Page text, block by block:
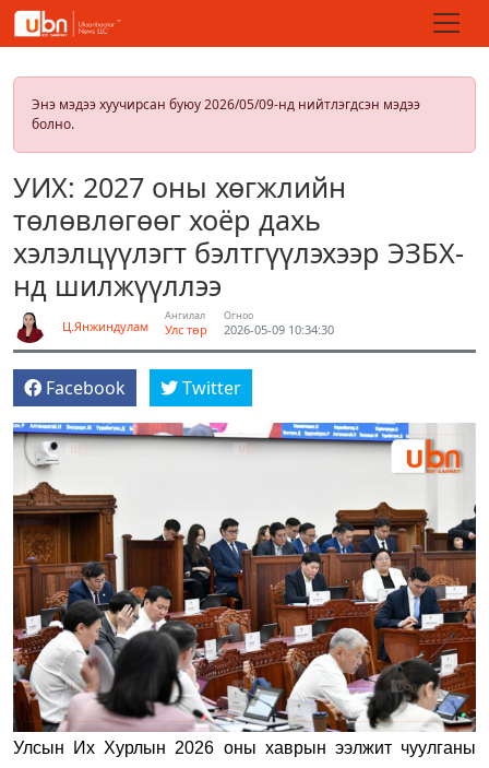
Энэ мэдээ хуучирсан буюу 2026/05/09-нд нийтлэгдсэн мэдээ
болно.
УИХ: 2027 оны хөгжлийн
төлөвлөгөөг хоёр дахь
хэлэлцүүлэгт бэлтгүүлэхээр ЭЗБХ-
нд шилжүүллээ
Ц.Янжиндулам
Ангилал
Улс төр
Огноо
2026-05-09 10:34:30
Facebook Twitter
Улсын Их Хурлын 2026 оны хаврын ээлжит чуулганы